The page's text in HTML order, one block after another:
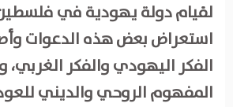
لقيام دولة يهودية في
استعراض بعض هذه الدعوات
الفكر اليهودي والفكر الغربي،
المفهوم الروحي والديني